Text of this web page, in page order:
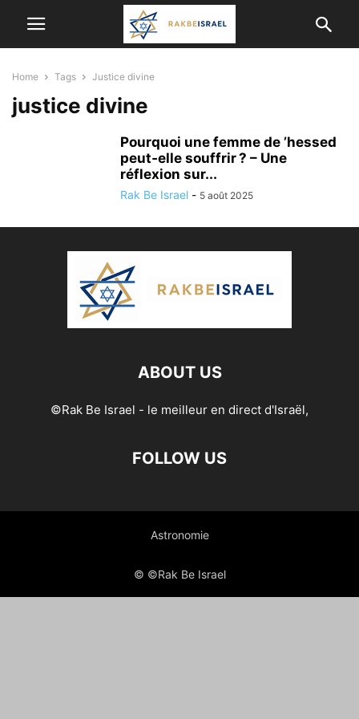
Home Tags Justice divine
justice divine
Pourquoi une femme de ’hessed
peut‑elle souffrir ? – Une
réflexion sur...
Rak Be Israel - 5 août 2025
ABOUT US
©Rak Be Israel - le meilleur en direct d'Israël,
FOLLOW US
Astronomie
© ©Rak Be Israel